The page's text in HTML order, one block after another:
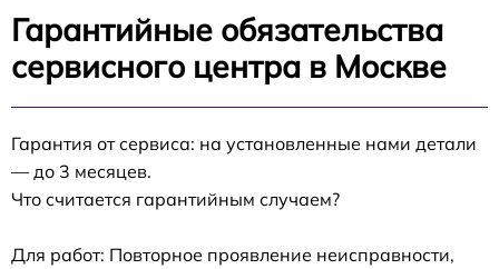
Гарантийные обязательства
сервисного центра в Москве
Гарантия от сервиса: на установленные нами детали
— до 3 месяцев.
Что считается гарантийным случаем?
Для работ: Повторное проявление неисправности,